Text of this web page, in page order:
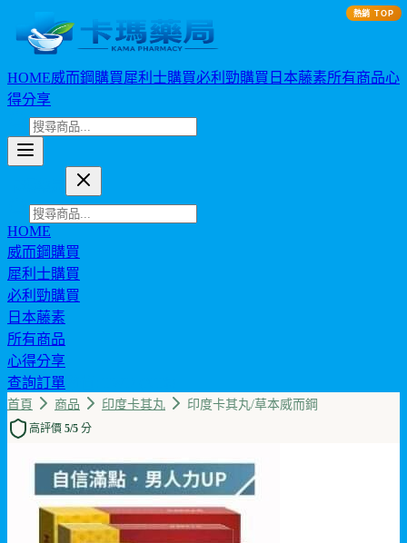
HOME威而鋼購買犀利士購買必利勁購買 日本藤素所有商品心
得分享
HOME
威而鋼購買
犀利士購買
必利勁購買
日本藤素
所有商品
心得分享
查詢訂單
首頁 商品 印度卡其丸 印度卡其丸/草本威而鋼
高評價 5/5 分
熱銷 TOP